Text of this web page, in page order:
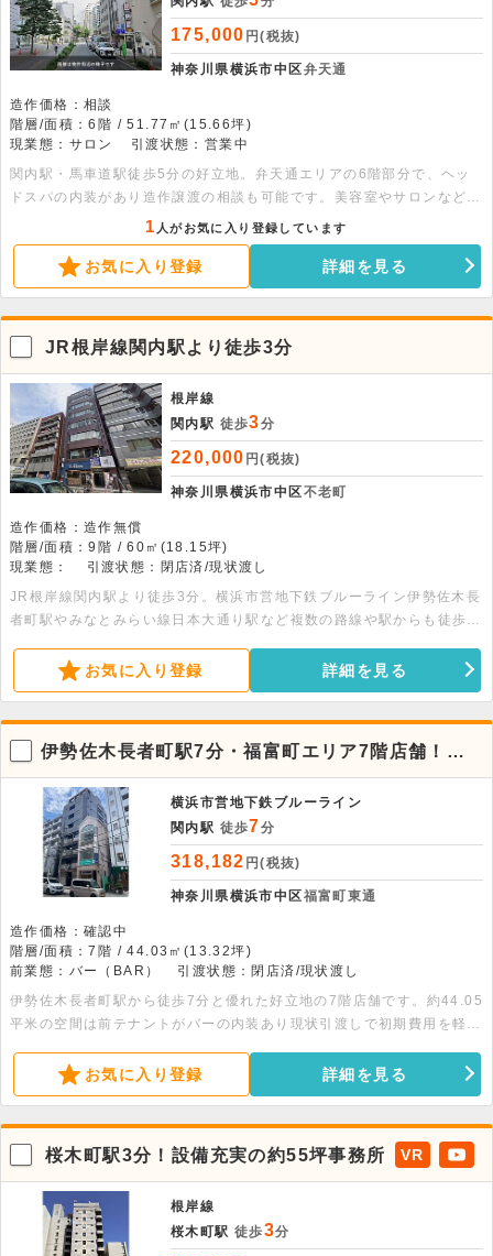
175,000 円(税抜)
神奈川県横浜市中区弁天通
造作価格：相談
階層/面積：6階 / 51.77㎡(15.66坪)
現業態：サロン
引渡状態：営業中
関内駅・馬車道駅徒歩5分の好立地。弁天通エリアの6階部分で、ヘッ
ドスパの内装があり造作譲渡の相談も可能です。美容室やサロンなど幅
広い業種に対応いたします。お気軽にお問い合わせください。
1 人がお気に入り登録しています
お気に入り登録 詳細を見る
JR根岸線関内駅より徒歩3分
根岸線
関内駅 徒歩3分
220,000 円(税抜)
神奈川県横浜市中区不老町
造作価格：造作無償
階層/面積：9階 / 60㎡(18.15坪)
現業態：
引渡状態：閉店済/現状渡し
JR根岸線関内駅より徒歩3分。横浜市営地下鉄ブルーライン伊勢佐木長
者町駅やみなとみらい線日本大通り駅など複数の路線や駅からも徒歩圏
お気に入り登録 詳細を見る
伊勢佐木長者町駅7分・福富町エリア7階店舗！飲
食店も対応可能
横浜市営地下鉄ブルーライン
関内駅 徒歩7分
318,182 円(税抜)
神奈川県横浜市中区福富町東通
造作価格：確認中
階層/面積：7階 / 44.03㎡(13.32坪)
前業態：バー（BAR）
引渡状態：閉店済/現状渡し
伊勢佐木長者町駅から徒歩7分と優れた好立地の7階店舗です。約44.05
平米の空間は前テナントがバーの内装あり現状引渡しで初期費用を軽減
お気に入り登録 詳細を見る
桜木町駅3分！設備充実の約55坪事務所 VR
根岸線
桜木町駅 徒歩3分